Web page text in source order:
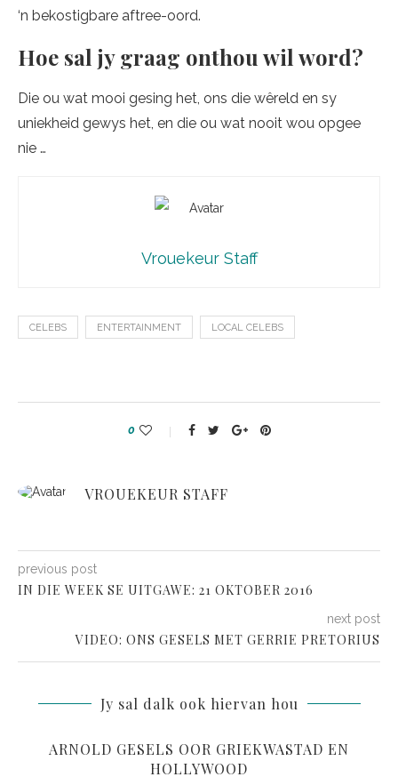
‘n bekostigbare aftree-oord.
Hoe sal jy graag onthou wil word?
Die ou wat mooi gesing het, ons die wêreld en sy
uniekheid gewys het, en die ou wat nooit wou opgee
nie …
Vrouekeur Staff
CELEBS ENTERTAINMENT LOCAL CELEBS
0
VROUEKEUR STAFF
previous post
IN DIE WEEK SE UITGAWE: 21 OKTOBER 2016
next post
VIDEO: ONS GESELS MET GERRIE PRETORIUS
Jy sal dalk ook hiervan hou
ARNOLD GESELS OOR GRIEKWASTAD EN
HOLLYWOOD